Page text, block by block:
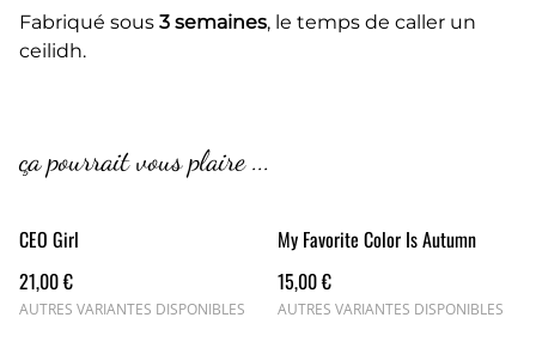
Fabriqué sous 3 semaines, le temps de caller un
ceilidh.
ça pourrait vous plaire ...
CEO Girl
21,00 €
AUTRES VARIANTES DISPONIBLES
My Favorite Color Is Autumn
15,00 €
AUTRES VARIANTES DISPONIBLES